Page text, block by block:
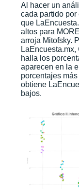
Al hacer un
cada partido
que
altos para
arroja Mitofsky.
halla los
aparecen en la
porcentajes
obtiene
bajos.